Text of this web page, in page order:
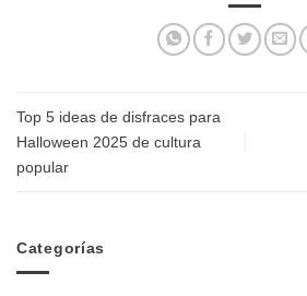
Top 5 ideas de disfraces para
Halloween 2025 de cultura
popular
Categorías